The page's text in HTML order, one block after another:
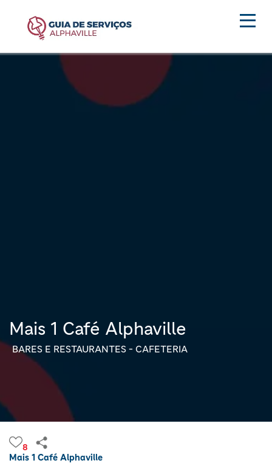
Mais 1 Café Alphaville
BARES E RESTAURANTES - CAFETERIA
8
Mais 1 Café Alphaville